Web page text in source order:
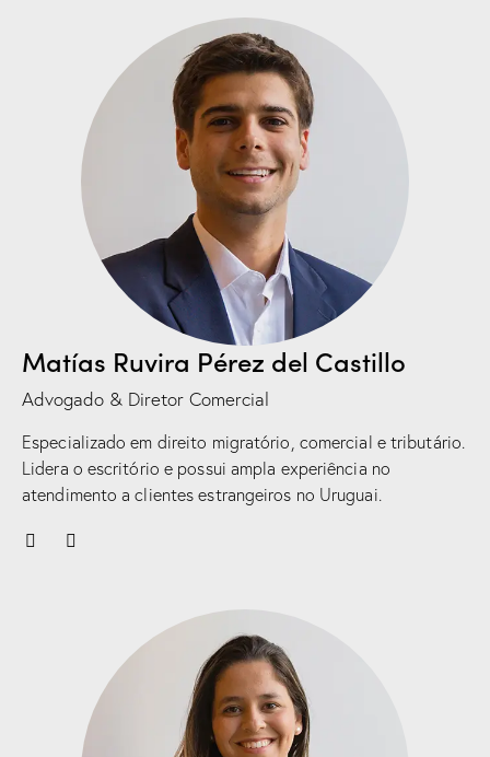
Matías Ruvira Pérez del Castillo
Advogado & Diretor Comercial
Especializado em direito migratório, comercial e tributário.
Lidera o escritório e possui ampla experiência no
atendimento a clientes estrangeiros no Uruguai.